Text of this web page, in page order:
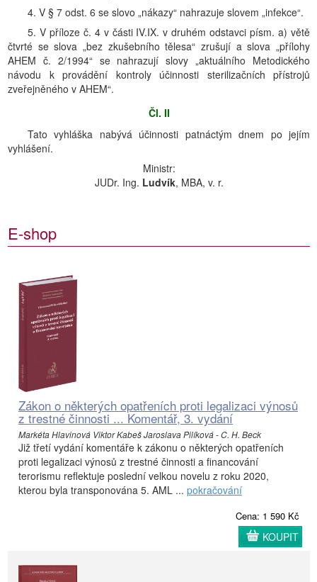
4. V § 7 odst. 6 se slovo „nákazy“ nahrazuje slovem „infekce“.
5. V příloze č. 4 v části IV.IX. v druhém odstavci písm. a) větě
čtvrté se slova „bez zkušebního tělesa“ zrušují a slova „přílohy
AHEM č. 2/1994“ se nahrazují slovy „aktuálního Metodického
návodu k provádění kontroly účinnosti sterilizačních přístrojů
zveřejněného v AHEM“.
Čl. II
Tato vyhláška nabývá účinnosti patnáctým dnem po jejím
vyhlášení.
Ministr:
JUDr. Ing. Ludvík, MBA, v. r.
E-shop
Zákon o některých opatřeních proti legalizaci výnosů
z trestné činnosti ... Komentář, 3. vydání
Markéta Hlavinová Viktor Kabeš Jaroslava Pilíková - C. H. Beck
Již třetí vydání komentáře k zákonu o některých opatřeních
proti legalizaci výnosů z trestné činnosti a financování
terorismu reflektuje poslední velkou novelu z roku 2020,
kterou byla transponována 5. AML ... pokračování
Cena: 1 590 Kč
KOUPIT